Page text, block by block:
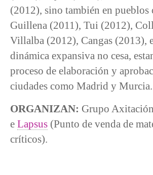
(2012), sino también en pueblos
Guillena (2011), Tui (2012),
Villalba (2012), Cangas (2013),
dinámica expansiva no cesa,
proceso de elaboración y
ciudades como Madrid y Murcia.
ORGANIZAN: Grupo
e Lapsus (Punto de venda de
críticos).